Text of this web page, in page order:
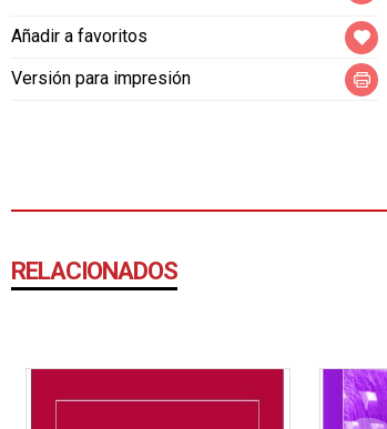
Añadir a favoritos
Versión para impresión
RELACIONADOS